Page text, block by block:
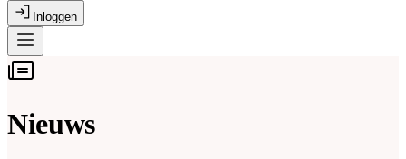
Inloggen
Nieuws